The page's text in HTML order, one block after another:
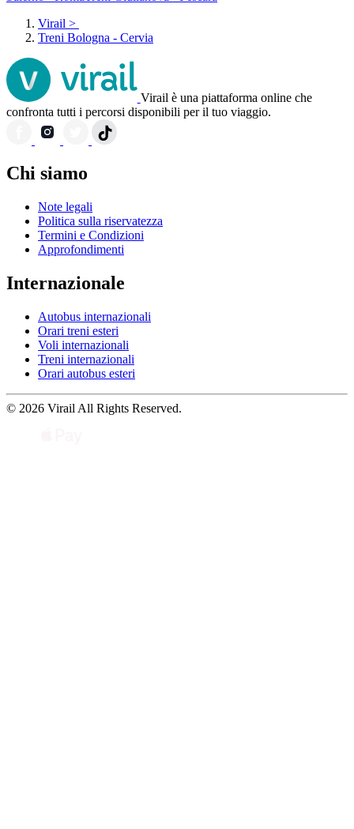
Virail >
Treni Bologna - Cervia
Virail è una piattaforma online che
confronta tutti i percorsi disponibili per il tuo viaggio.
Chi siamo
Note legali
Politica sulla riservatezza
Termini e Condizioni
Approfondimenti
Internazionale
Autobus internazionali
Orari treni esteri
Voli internazionali
Treni internazionali
Orari autobus esteri
© 2026 Virail All Rights Reserved.